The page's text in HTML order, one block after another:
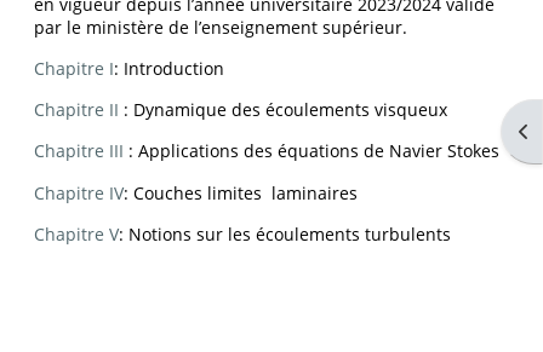
par le ministère de l’enseignement supérieur.
Chapitre I: Introduction
Chapitre II : Dynamique des écoulements visqueux
Chapitre III : Applications des équations de Navier Stokes
Chapitre IV: Couches limites laminaires
Chapitre V: Notions sur les écoulements turbulents